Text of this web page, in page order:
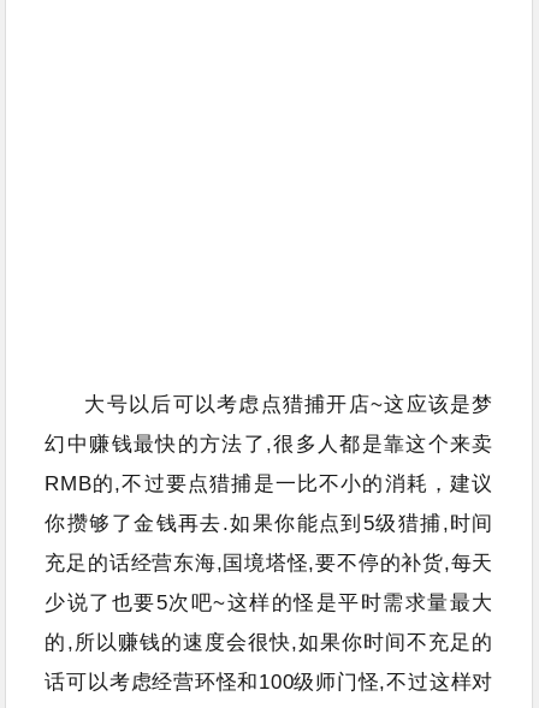
大号以后可以考虑点猎捕开店~这应该是梦
幻中赚钱最快的方法了,很多人都是靠这个来卖
RMB的,不过要点猎捕是一比不小的消耗，建议
你攒够了金钱再去.如果你能点到5级猎捕,时间
充足的话经营东海,国境塔怪,要不停的补货,每天
少说了也要5次吧~这样的怪是平时需求量最大
的,所以赚钱的速度会很快,如果你时间不充足的
话可以考虑经营环怪和100级师门怪,不过这样对